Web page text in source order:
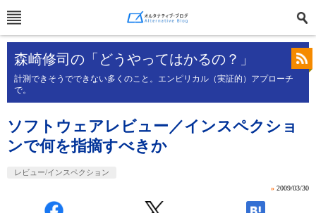
森崎修司の「どうやってはかるの？」
計測できそうでできない多くのこと。エンピリカル（実証的）アプローチ
で。
ソフトウェアレビュー／インスペクショ
ンで何を指摘すべきか
レビュー/インスペクション
» 2009/03/30